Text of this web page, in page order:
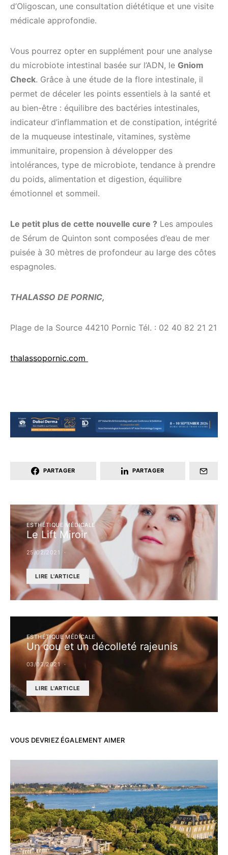
d’Oligoscan, une consultation diététique et une visite
médicale approfondie.
Vous pourrez opter en supplément pour une analyse
du microbiote intestinal basée sur l’ADN, le Gniom
Check. Grâce à une étude de la flore intestinale, il
permet de déceler les points essentiels à la santé et
au bien-être : équilibre des bactéries intestinales,
indicateur d’inflammation et de constipation, intégrité
de la muqueuse intestinale, vitamines, système
immunitaire, propension à développer des
intolérances, type de microbiote, tendance à prendre
du poids, alimentation et digestion, équilibre
émotionnel et sommeil.
Le petit plus de cette nouvelle cure ? Les ampoules
de Sérum de Quinton sont composées d’eau de mer
puisée à 30 mètres de profondeur au large des côtes
espagnoles.
THALASSO DE PORNIC,
Plage de la Source 44210 Pornic Tél. : 02 40 82 21 21
thalassopornic.com
PARTAGER PARTAGER
ESTHÉTIQUE MÉDICALE
Le Lift Miroir
25/02/2021
LIRE L'ARTICLE
ESTHÉTIQUE MÉDICALE
Un cou et un décolleté rajeunis
03/03/2021
LIRE L'ARTICLE
VOUS DEVRIEZ ÉGALEMENT AIMER